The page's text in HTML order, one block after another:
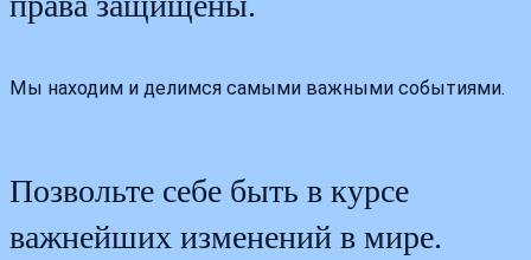
Мы находим и делимся самыми важными событиями.
Позвольте себе быть в курсе
важнейших изменений в мире.